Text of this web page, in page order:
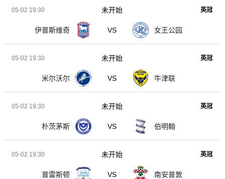
05-02 19:30 英冠
伊普斯维奇 VS 女王公园
未开始
05-02 19:30 英冠
米尔沃尔 VS 牛津联
未开始
05-02 19:30 英冠
朴茨茅斯 VS 伯明翰
未开始
05-02 19:30 英冠
普雷斯顿 VS 南安普敦
未开始